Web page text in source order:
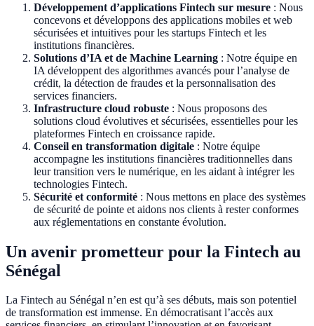
Développement d’applications Fintech sur mesure : Nous
concevons et développons des applications mobiles et web
sécurisées et intuitives pour les startups Fintech et les
institutions financières.
Solutions d’IA et de Machine Learning : Notre équipe en
IA développent des algorithmes avancés pour l’analyse de
crédit, la détection de fraudes et la personnalisation des
services financiers.
Infrastructure cloud robuste : Nous proposons des
solutions cloud évolutives et sécurisées, essentielles pour les
plateformes Fintech en croissance rapide.
Conseil en transformation digitale : Notre équipe
accompagne les institutions financières traditionnelles dans
leur transition vers le numérique, en les aidant à intégrer les
technologies Fintech.
Sécurité et conformité : Nous mettons en place des systèmes
de sécurité de pointe et aidons nos clients à rester conformes
aux réglementations en constante évolution.
Un avenir prometteur pour la Fintech au
Sénégal
La Fintech au Sénégal n’en est qu’à ses débuts, mais son potentiel
de transformation est immense. En démocratisant l’accès aux